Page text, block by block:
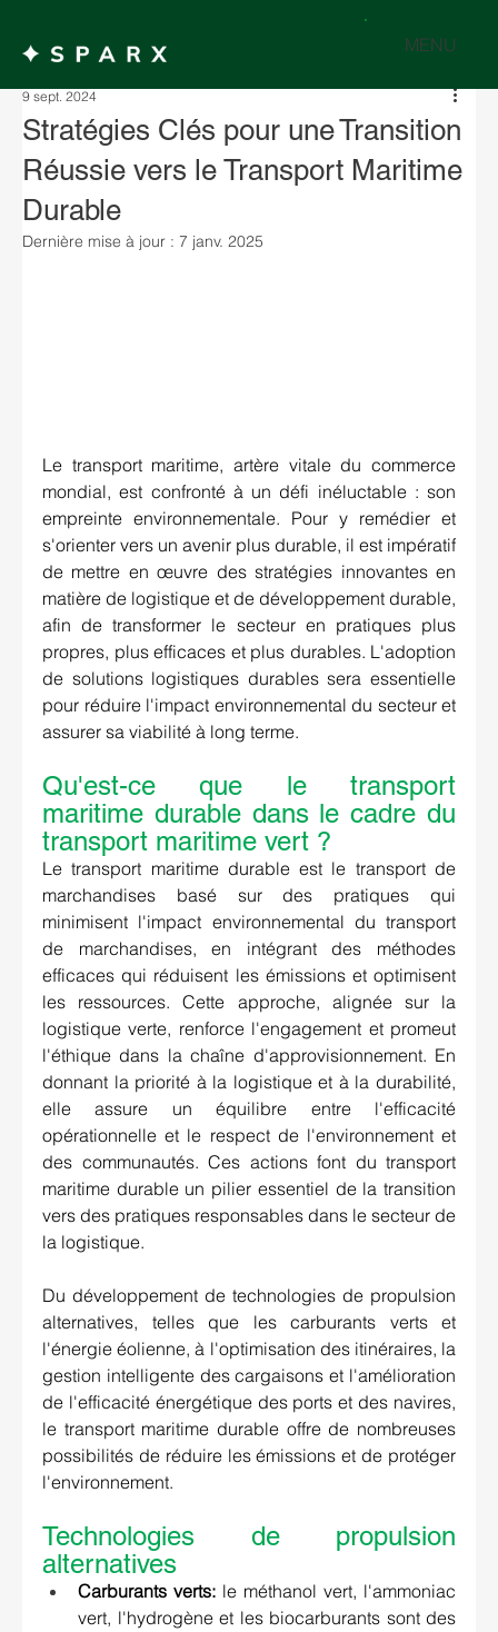
MENU
Stratégies Clés pour une Transition
Réussie vers le Transport Maritime
Durable
9 sept. 2024
Dernière mise à jour : 7 janv. 2025
Le transport maritime, artère vitale du commerce
mondial, est confronté à un défi inéluctable : son
empreinte environnementale. Pour y remédier et
s'orienter vers un avenir plus durable, il est impératif
de mettre en œuvre des stratégies innovantes en
matière de logistique et de développement durable,
afin de transformer le secteur en pratiques plus
propres, plus efficaces et plus durables. L'adoption
de solutions logistiques durables sera essentielle
pour réduire l'impact environnemental du secteur et
assurer sa viabilité à long terme.
Qu'est-ce que le transport
maritime durable dans le cadre du
transport maritime vert ?
Le transport maritime durable est le transport de
marchandises basé sur des pratiques qui
minimisent l'impact environnemental du transport
de marchandises, en intégrant des méthodes
efficaces qui réduisent les émissions et optimisent
les ressources. Cette approche, alignée sur la
logistique verte, renforce l'engagement et promeut
l'éthique dans la chaîne d'approvisionnement. En
donnant la priorité à la logistique et à la durabilité,
elle assure un équilibre entre l'efficacité
opérationnelle et le respect de l'environnement et
des communautés. Ces actions font du transport
maritime durable un pilier essentiel de la transition
vers des pratiques responsables dans le secteur de
la logistique.
Du développement de technologies de propulsion
alternatives, telles que les carburants verts et
l'énergie éolienne, à l'optimisation des itinéraires, la
gestion intelligente des cargaisons et l'amélioration
de l'efficacité énergétique des ports et des navires,
le transport maritime durable offre de nombreuses
possibilités de réduire les émissions et de protéger
l'environnement.
Technologies de propulsion
alternatives
Carburants verts: le méthanol vert, l'ammoniac
vert, l'hydrogène et les biocarburants sont des